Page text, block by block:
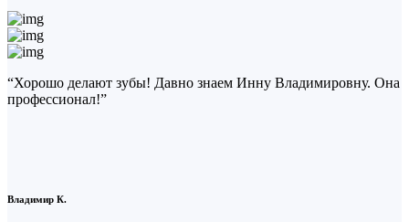
“Хорошо делают зубы! Давно знаем Инну Владимировну. Она
профессионал!”
Владимир К.